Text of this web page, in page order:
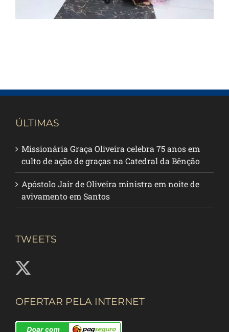
ÚLTIMAS
Missionária Graça Oliveira celebra 75 anos em
culto de ação de graças na Catedral da Bênção
Apóstolo Jair de Oliveira ministra em noite de
avivamento em Santos
TWEETS
OFERTAR PELA INTERNET